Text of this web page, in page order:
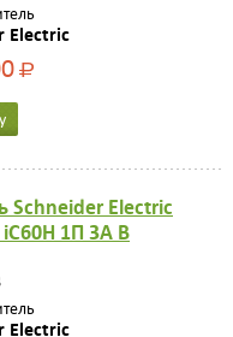
Electric
Р
Schneider Electric
1П 3A B
Electric